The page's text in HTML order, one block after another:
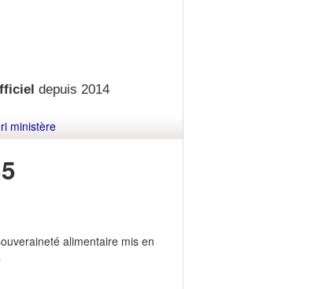
depuis 2014
ministère
alimentaire mis en